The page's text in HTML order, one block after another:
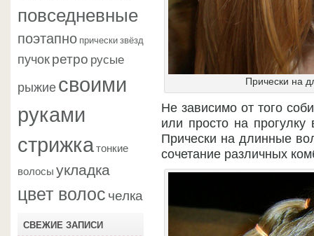
повседневные
поэтапно прически звёзд
пучокретро русые
рыжиесвоими
руками
стрижкатонкие
волосыукладка
цвет волосчелка
СВЕЖИЕ ЗАПИСИ
Прически на
Не зависимо от того
или просто на
Прически на длинные
сочетание различных